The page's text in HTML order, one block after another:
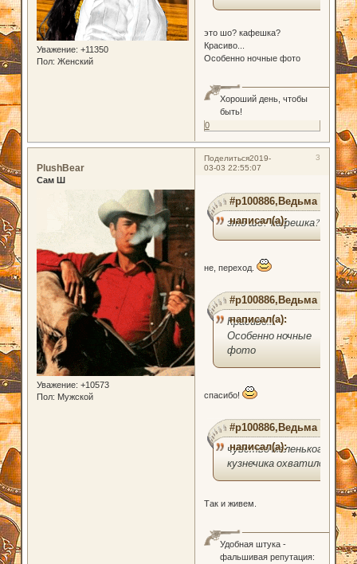
Уважение: +11350
Пол: Женский
это шо? кафешка?
Красиво...
Особенно ночные фото
Хороший день, чтобы
быть!
0
Поделиться 3
2019-
03-03 22:55:07
PlushBear
Сам Ш
Уважение: +10573
Пол: Мужской
#p100886,Ведьма
написал(а):
это шо? кафешка?
не, переход.
#p100886,Ведьма
написал(а):
Красиво...
Особенно ночные
фото
спасибо!
#p100886,Ведьма
написал(а):
чувство маленького
кузнечика охватило
Так и живем.
Удобная штука -
фальшивая репутация: